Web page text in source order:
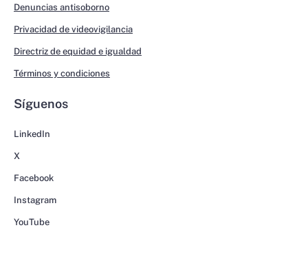
Denuncias antisoborno
Privacidad de videovigilancia
Directriz de equidad e igualdad
Términos y condiciones
Síguenos
LinkedIn
X
Facebook
Instagram
YouTube